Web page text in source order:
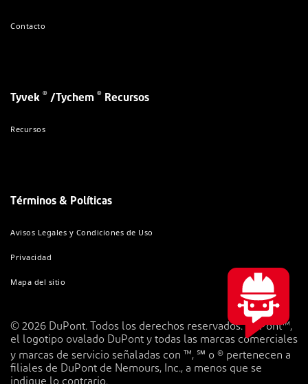
Contacto
Tyvek ® /Tychem ® Recursos
Recursos
Términos & Políticas
Avisos Legales y Condiciones de Uso
Privacidad
Mapa del sitio
© 2026 DuPont. Todos los derechos reservados. DuPont™,
el logotipo ovalado DuPont y todas las marcas comerciales
y marcas de servicio señaladas con ™, ℠ o ® pertenecen a
filiales de DuPont de Nemours, Inc., a menos que se
indique lo contrario.